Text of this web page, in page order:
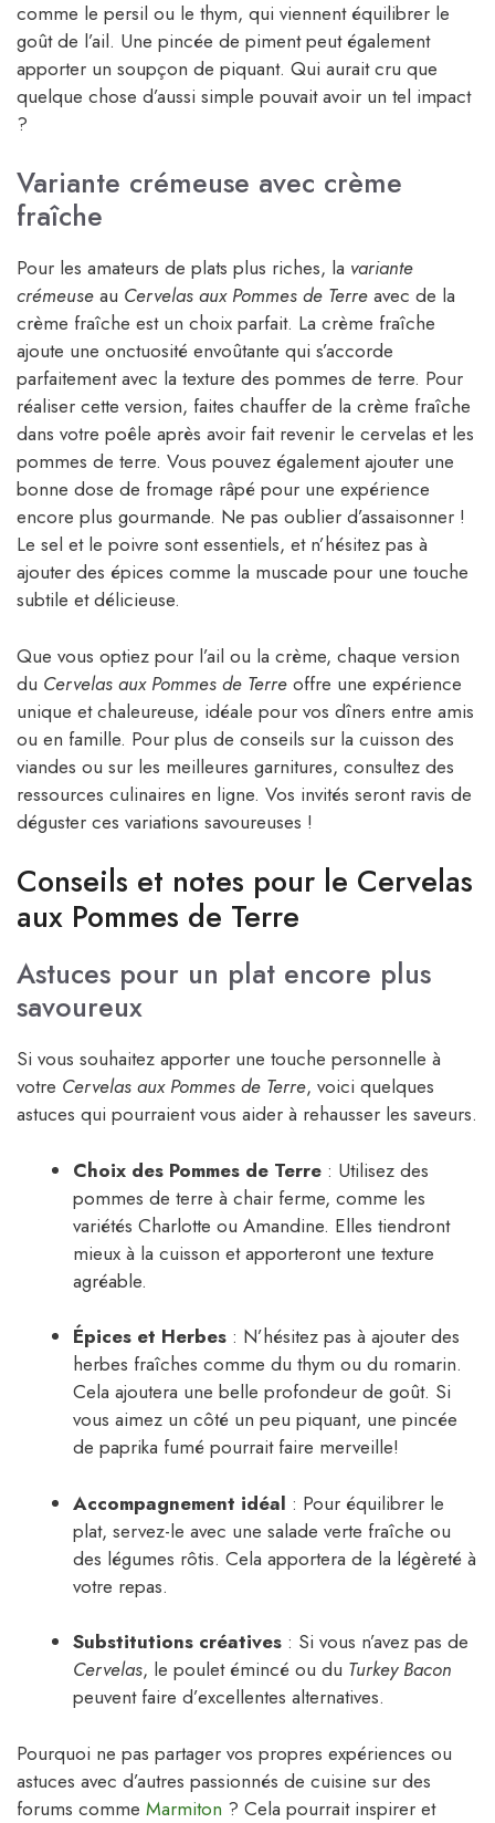
comme le persil ou le thym, qui viennent équilibrer le
goût de l’ail. Une pincée de piment peut également
apporter un soupçon de piquant. Qui aurait cru que
quelque chose d’aussi simple pouvait avoir un tel impact
?
Variante crémeuse avec crème
fraîche
Pour les amateurs de plats plus riches, la variante
crémeuse au Cervelas aux Pommes de Terre avec de la
crème fraîche est un choix parfait. La crème fraîche
ajoute une onctuosité envoûtante qui s’accorde
parfaitement avec la texture des pommes de terre. Pour
réaliser cette version, faites chauffer de la crème fraîche
dans votre poêle après avoir fait revenir le cervelas et les
pommes de terre. Vous pouvez également ajouter une
bonne dose de fromage râpé pour une expérience
encore plus gourmande. Ne pas oublier d’assaisonner !
Le sel et le poivre sont essentiels, et n’hésitez pas à
ajouter des épices comme la muscade pour une touche
subtile et délicieuse.
Que vous optiez pour l’ail ou la crème, chaque version
du Cervelas aux Pommes de Terre offre une expérience
unique et chaleureuse, idéale pour vos dîners entre amis
ou en famille. Pour plus de conseils sur la cuisson des
viandes ou sur les meilleures garnitures, consultez des
ressources culinaires en ligne. Vos invités seront ravis de
déguster ces variations savoureuses !
Conseils et notes pour le Cervelas
aux Pommes de Terre
Astuces pour un plat encore plus
savoureux
Si vous souhaitez apporter une touche personnelle à
votre Cervelas aux Pommes de Terre, voici quelques
astuces qui pourraient vous aider à rehausser les saveurs.
Choix des Pommes de Terre : Utilisez des
pommes de terre à chair ferme, comme les
variétés Charlotte ou Amandine. Elles tiendront
mieux à la cuisson et apporteront une texture
agréable.
Épices et Herbes : N’hésitez pas à ajouter des
herbes fraîches comme du thym ou du romarin.
Cela ajoutera une belle profondeur de goût. Si
vous aimez un côté un peu piquant, une pincée
de paprika fumé pourrait faire merveille!
Accompagnement idéal : Pour équilibrer le
plat, servez-le avec une salade verte fraîche ou
des légumes rôtis. Cela apportera de la légèreté à
votre repas.
Substitutions créatives : Si vous n’avez pas de
Cervelas, le poulet émincé ou du Turkey Bacon
peuvent faire d’excellentes alternatives.
Pourquoi ne pas partager vos propres expériences ou
astuces avec d’autres passionnés de cuisine sur des
forums comme Marmiton ? Cela pourrait inspirer et